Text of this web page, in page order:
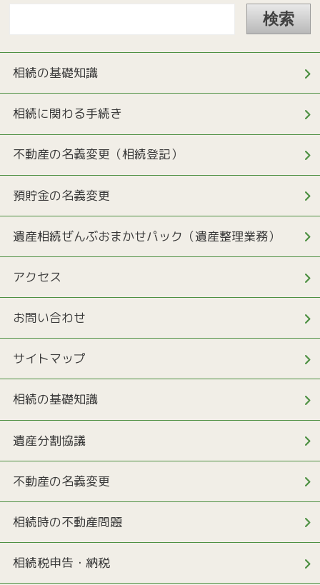
相続の基礎知識
相続に関わる手続き
不動産の名義変更（相続登記）
預貯金の名義変更
遺産相続ぜんぶおまかせパック（遺産整理業務）
アクセス
お問い合わせ
サイトマップ
相続の基礎知識
遺産分割協議
不動産の名義変更
相続時の不動産問題
相続税申告・納税